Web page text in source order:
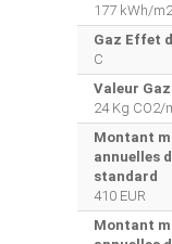
177 kWh/
Gaz Effet
C
Valeur
24 Kg CO2/
Montant
annuelles
standard
410 EUR
Montant